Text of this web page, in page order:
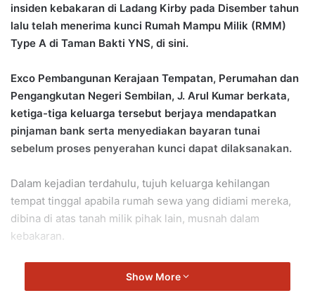
d
a
n
m
a
i
insiden kebakaran di Ladang Kirby pada Disember tahun
lalu telah menerima kunci Rumah Mampu Milik (RMM)
Type A di Taman Bakti YNS, di sini.
Exco Pembangunan Kerajaan Tempatan, Perumahan dan
Pengangkutan Negeri Sembilan, J. Arul Kumar berkata,
ketiga-tiga keluarga tersebut berjaya mendapatkan
pinjaman bank serta menyediakan bayaran tunai
sebelum proses penyerahan kunci dapat dilaksanakan.
Dalam kejadian terdahulu, tujuh keluarga kehilangan
tempat tinggal apabila rumah sewa yang didiami mereka,
dibina di atas tanah milik pihak lain, musnah dalam
kebakaran.
Susulan itu, Menteri Besar Negeri Sembilan, Dato’ Seri
Utama Aminuddin Harun telah berjanji untuk menawarkan
Show More